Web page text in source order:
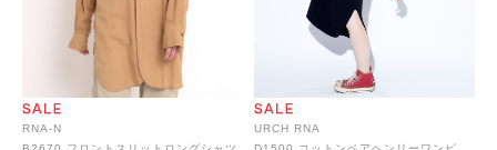
RNA-N
URCH RNA